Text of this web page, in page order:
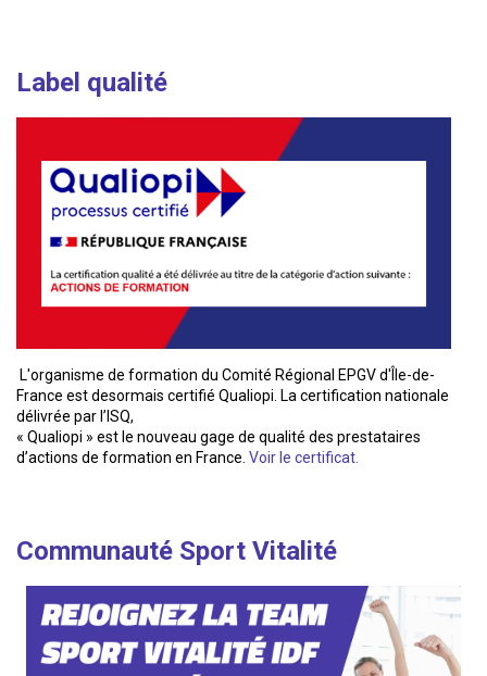
Label qualité
L'organisme de formation du Comité Régional EPGV d'Île-de-
France est desormais certifié Qualiopi. La certification nationale
délivrée par l’ISQ,
« Qualiopi » est le nouveau gage de qualité des prestataires
d’actions de formation en France. Voir le certificat.
Communauté Sport Vitalité